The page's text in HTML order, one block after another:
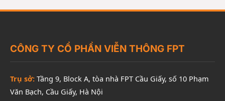
CÔNG TY CỔ PHẦN VIỄN THÔNG FPT
Trụ sở: Tầng 9, Block A, tòa nhà FPT Cầu Giấy, số 10 Phạm
Văn Bạch, Cầu Giấy, Hà Nội